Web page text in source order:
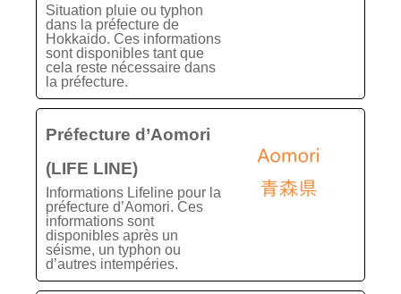
Situation pluie ou typhon
dans la préfecture de
Hokkaido. Ces informations
sont disponibles tant que
cela reste nécessaire dans
la préfecture.
Préfecture d’Aomori
(LIFE LINE)
Informations Lifeline pour la
préfecture d’Aomori. Ces
informations sont
disponibles après un
séisme, un typhon ou
d’autres intempéries.